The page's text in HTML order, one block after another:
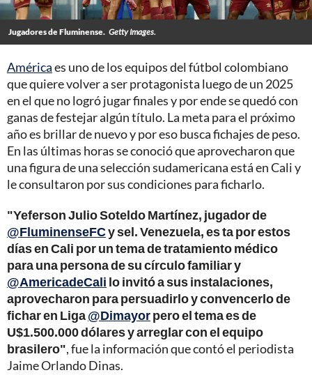
Jugadores de Fluminense. Getty Images.
Américaes uno de los equipos del fútbol colombiano
que quiere volver a ser protagonista luego de un 2025
en el que no logró jugar finales y por ende se quedó con
ganas de festejar algún título. La meta para el próximo
año es brillar de nuevo y por eso busca fichajes de peso.
En las últimas horas se conoció que aprovecharon que
una figura de una selección sudamericana está en Cali y
le consultaron por sus condiciones para ficharlo.
"Yeferson Julio Soteldo Martínez, jugador de
@FluminenseFCy sel. Venezuela, es ta por estos
días en Cali por un tema de tratamiento médico
para una persona de su círculo familiar y
@AmericadeCali lo invitó a sus instalaciones,
aprovecharon para persuadirlo y convencerlo de
fichar en Liga@Dimayorpero el tema es de
U$1.500.000 dólares y arreglar con el equipo
brasilero", fue la información que contó el periodista
Jaime Orlando Dinas.